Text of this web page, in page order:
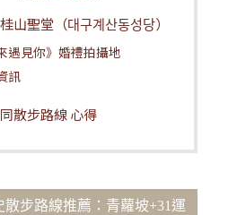
山聖堂（대구계산동성당）
遇見你》婚禮拍攝地
訊
散步路線 心得
步路線推薦：青蘿坡+31運